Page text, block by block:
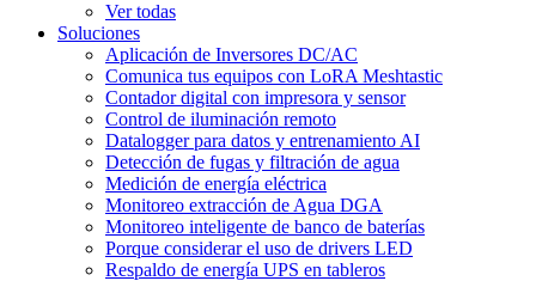
Ver todas
Soluciones
Aplicación de Inversores DC/AC
Comunica tus equipos con LoRA Meshtastic
Contador digital con impresora y sensor
Control de iluminación remoto
Datalogger para datos y entrenamiento AI
Detección de fugas y filtración de agua
Medición de energía eléctrica
Monitoreo extracción de Agua DGA
Monitoreo inteligente de banco de baterías
Porque considerar el uso de drivers LED
Respaldo de energía UPS en tableros